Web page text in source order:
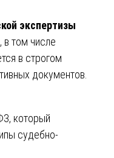
экспертизы
, в том числе
в строгом
документов.
который
судебно-